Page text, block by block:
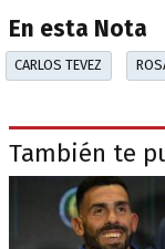
En esta Nota
CARLOS TEVEZ
También te